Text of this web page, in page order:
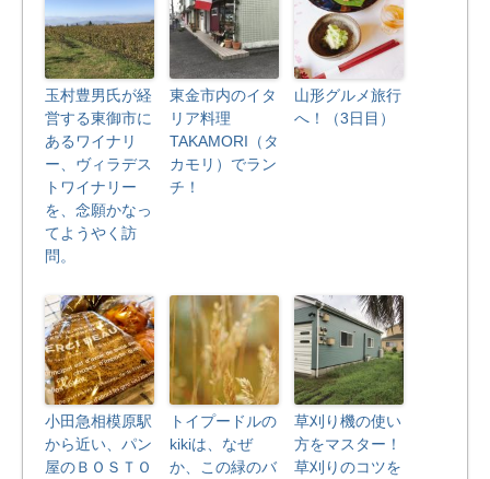
玉村豊男氏が経
営する東御市に
あるワイナリ
ー、ヴィラデス
トワイナリー
を、念願かなっ
てようやく訪
問。
東金市内のイタ
リア料理
TAKAMORI（タ
カモリ）でラン
チ！
山形グルメ旅行
へ！（3日目）
小田急相模原駅
から近い、パン
屋のＢＯＳＴＯ
トイプードルの
kikiは、なぜ
か、この緑のバ
草刈り機の使い
方をマスター！
草刈りのコツを